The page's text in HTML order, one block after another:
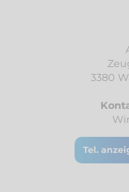
3380
Tel.